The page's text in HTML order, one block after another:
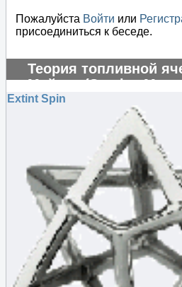
Пожалуйста Войти или
присоединиться к беседе.
Теория топливной
Мейера (Stanley
Extint Spin